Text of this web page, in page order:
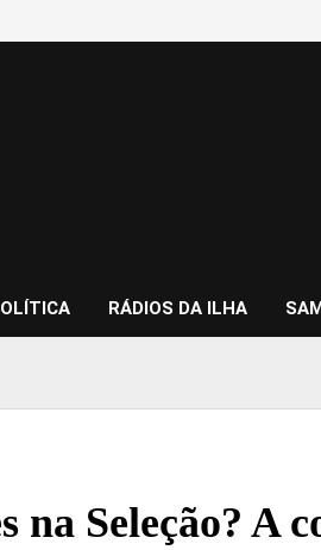
RÁDIOS DA ILHA
Seleção? A